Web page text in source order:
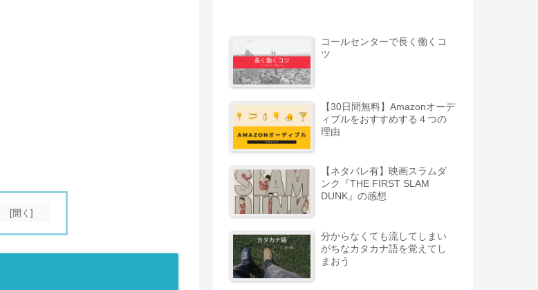
コールセンターで長く働くコ
ツ
【30日間無料】Amazonオーデ
ィブルをおすすめする４つの
理由
【ネタバレ有】映画スラムダ
ンク『THE FIRST SLAM
DUNK』の感想
分からなくても流してしまい
がちなカタカナ語を覚えてし
まおう